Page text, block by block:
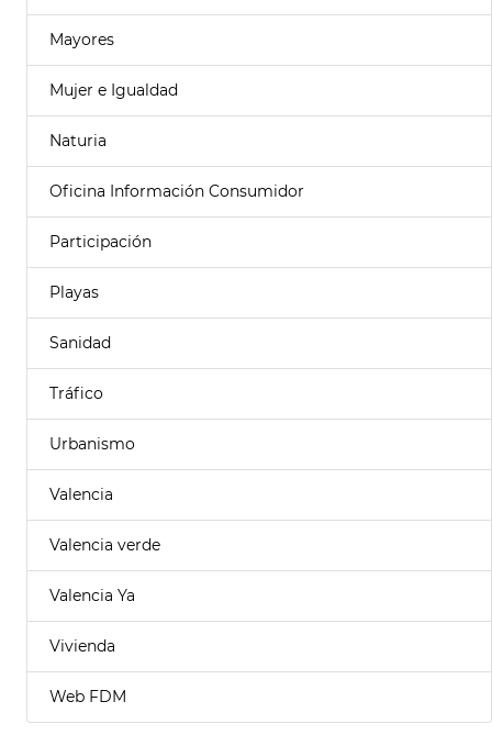
Mayores
Mujer e Igualdad
Naturia
Oficina Información Consumidor
Participación
Playas
Sanidad
Tráfico
Urbanismo
Valencia
Valencia verde
Valencia Ya
Vivienda
Web FDM